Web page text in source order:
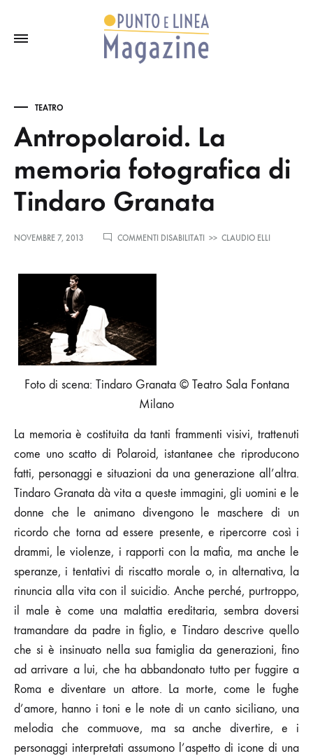
TEATRO
Antropolaroid. La
memoria fotografica di
Tindaro Granata
NOVEMBRE 7, 2013 COMMENTI DISABILITATI
SU
>> CLAUDIO ELLI
Foto di scena: Tindaro Granata © Teatro Sala Fontana
Milano
La memoria è costituita da tanti frammenti visivi, trattenuti
come uno scatto di Polaroid, istantanee che riproducono
fatti, personaggi e situazioni da una generazione all’altra.
Tindaro Granata dà vita a queste immagini, gli uomini e le
donne che le animano divengono le maschere di un
ricordo che torna ad essere presente, e ripercorre così i
drammi, le violenze, i rapporti con la mafia, ma anche le
speranze, i tentativi di riscatto morale o, in alternativa, la
rinuncia alla vita con il suicidio. Anche perché, purtroppo,
il male è come una malattia ereditaria, sembra doversi
tramandare da padre in figlio, e Tindaro descrive quello
che si è insinuato nella sua famiglia da generazioni, fino
ad arrivare a lui, che ha abbandonato tutto per fuggire a
Roma e diventare un attore. La morte, come le fughe
d’amore, hanno i toni e le note di un canto siciliano, una
melodia che commuove, ma sa anche divertire, e i
personaggi interpretati assumono l’aspetto di icone di una